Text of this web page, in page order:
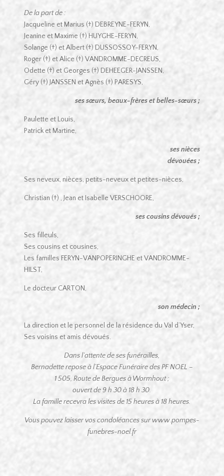
De la part de :
Jacqueline et Marius (†) DEBREYNE-FERYN,
Jeanine et Maxime (†) HUYGHE-FERYN,
Solange (†) et Albert (†) DUSSOSSOY-FERYN,
Roger (†) et Alice (†) VANDROMME-DECREUS,
Odette (†) et Georges (†) DEHEEGER-JANSSEN,
Géry (†) JANSSEN et Agnès (†) PARESYS,
ses sœurs, beaux-frères et belles-sœurs ;
Paulette et Louis,
Patrick et Martine,
ses nièces
dévouées ;
Ses neveux, nièces, petits-neveux et petites-nièces,
Christian (†) , Jean et Isabelle VERSCHOORE,
ses cousins dévoués ;
Ses filleuls,
Ses cousins et cousines,
Les familles FERYN-VANPOPERINGHE et VANDROMME-
HILST,
Le docteur CARTON,
son médecin ;
La direction et le personnel de la résidence du Val d’Yser,
Ses voisins et amis dévoués.
Dans l’attente de ses funérailles,
Bernadette repose à l’Espace Funéraire des PF NOEL –
1 505, Route de Bergues à Wormhout ;
ouvert de 9 h 30 à 18 h 30.
La famille recevra les visites de 15 heures à 18 heures.
Vous pouvez laisser vos condoléances sur www.pompes-
funebres-noel.fr